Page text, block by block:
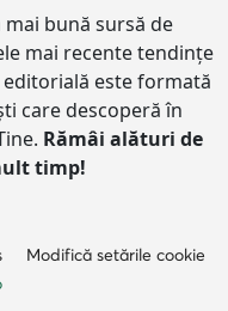
mai bună sursă de
mai recente tendințe
este formată
care descoperă în
Rămâi alături de
timp!
Modifică setările cookie